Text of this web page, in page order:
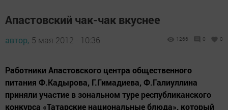
Апастовский чак-чак вкуснее
автор, 5 мая 2012 - 10:36 1266 0 0
Работники Апастовского центра общественного
питания Ф.Кадырова, Г.Гимадиева, Ф.Галиуллина
приняли участие в зональном туре республиканского
конкурса «Татарские национальные блюда», который